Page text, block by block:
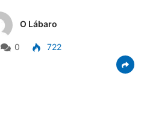
O Lábaro
0
722